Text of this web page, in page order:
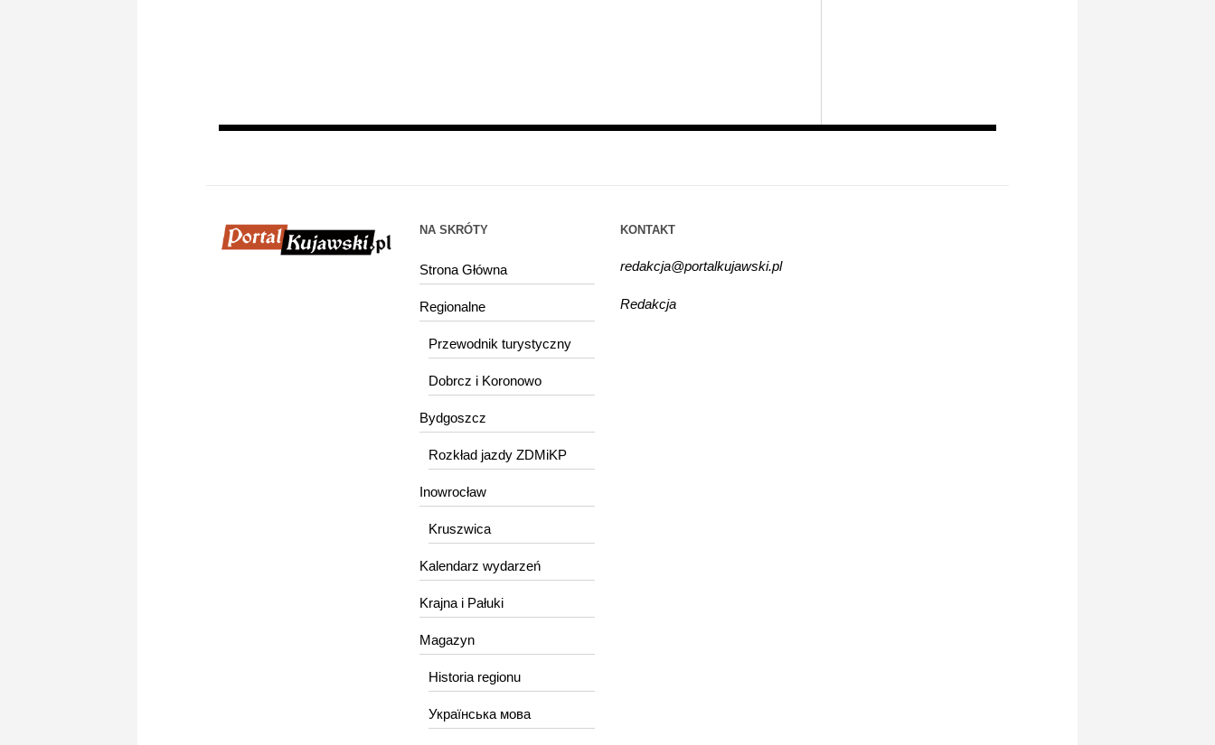
NA SKRÓTY
Strona Główna
Regionalne
Przewodnik turystyczny
Dobrcz i Koronowo
Bydgoszcz
Rozkład jazdy ZDMiKP
Inowrocław
Kruszwica
Kalendarz wydarzeń
Krajna i Pałuki
Magazyn
Historia regionu
Українська мова
KONTAKT
redakcja@portalkujawski.pl
Redakcja